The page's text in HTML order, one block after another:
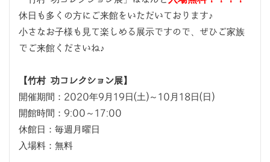
休日も多くの方にご来館をいただいております♪
小さなお子様も見て楽しめる展示ですので、ぜひご家族
でご来館くださいね♪
【竹村 功コレクション展】
開催期間：2020年9月19日(土)～10月18日(日)
開館時間：9:00～17:00
休館日：毎週月曜日
入場料：無料